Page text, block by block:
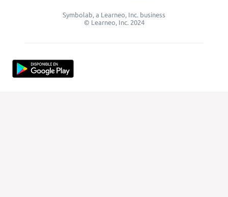
Symbolab, a Learneo, Inc. business
© Learneo, Inc. 2024